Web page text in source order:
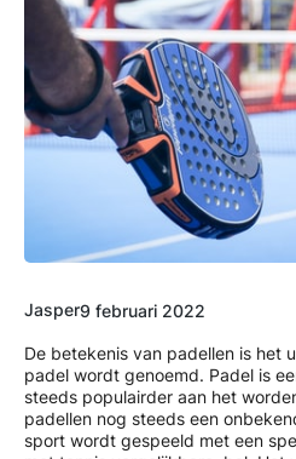
Jasper9 februari 2022
De betekenis van padellen is het
padel wordt genoemd. Padel is
steeds populairder aan het
padellen nog steeds een
sport wordt gespeeld met een